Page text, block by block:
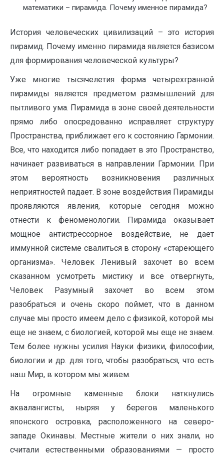
математики – пирамида. Почему именное пирамида?
История человеческих цивилизаций – это история
пирамид. Почему именно пирамида является базисом
для формирования человеческой культуры?
Уже многие тысячелетия форма четырехгранной
пирамиды является предметом размышлений для
пытливого ума. Пирамида в зоне своей деятельности
прямо либо опосредованно исправляет структуру
Пространства, приближает его к состоянию Гармонии.
Все, что находится либо попадает в это Пространство,
начинает развиваться в направлении Гармонии. При
этом вероятность возникновения различных
неприятностей падает. В зоне воздействия Пирамиды
проявляются явления, которые сегодня можно
отнести к феноменологии. Пирамида оказывает
мощное антистрессорное воздействие, не дает
иммунной системе свалиться в сторону «стареющего
организма». Человек Ленивый захочет во всем
сказанном усмотреть мистику и все отвергнуть,
Человек Разумный захочет во всем этом
разобраться и очень скоро поймет, что в данном
случае мы просто имеем дело с физикой, которой мы
еще не знаем, с биологией, которой мы еще не знаем.
Тем более нужны усилия Науки физики, философии,
биологии и др. для того, чтобы разобраться, что есть
наш Мир, в котором мы живем.
На огромные каменные блоки наткнулись
аквалангисты, ныряя у берегов маленького
японского островка, расположенного на северо-
западе Окинавы. Местные жители о них знали, но
считали естественными образованиями — просто